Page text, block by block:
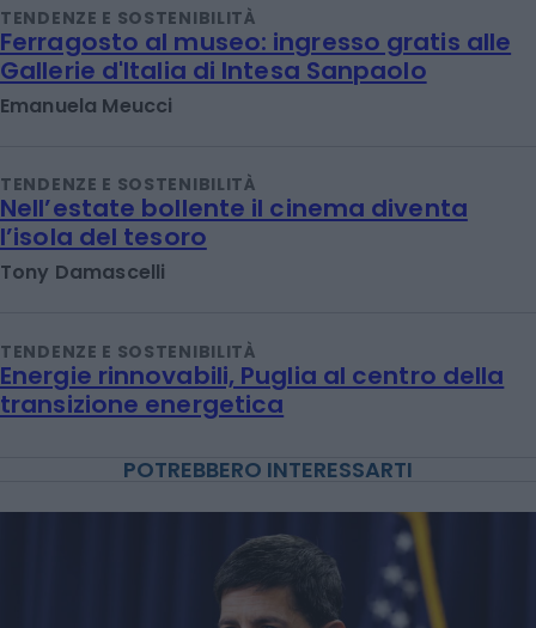
TENDENZE E SOSTENIBILITÀ
Ferragosto al museo: ingresso gratis alle
Gallerie d'Italia di Intesa Sanpaolo
Emanuela Meucci
TENDENZE E SOSTENIBILITÀ
Nell’estate bollente il cinema diventa
l’isola del tesoro
Tony Damascelli
TENDENZE E SOSTENIBILITÀ
Energie rinnovabili, Puglia al centro della
transizione energetica
POTREBBERO INTERESSARTI